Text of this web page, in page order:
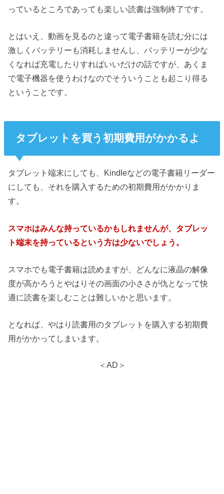
っているところであっても楽しい読書は強制終了です。
とはいえ、動画を見るのと違って電子書籍を読む分には
激しくバッテリーも消耗しませんし、バッテリーが少な
くなれば充電したりすればいいだけの話ですが、あくま
で電子機器を使うわけなのでそういうことも起こり得る
ということです。
タブレットを買う初期費用がかかるよ
タブレット端末にしても、Kindleなどの電子書籍リーダー
にしても、それを購入するための初期費用がかかりま
す。
スマホはみんな持っているかもしれませんが、タブレッ
ト端末を持っているという方は少ないでしょう。
スマホでも電子書籍は読めますが、どんなに液晶の解像
度が高かろうとやはりその画面の小ささが仇となって快
適に読書を楽しむことは難しいかと思います。
となれば、やはり読書用のタブレットを購入する初期費
用がかかってしまいます。
＜AD＞